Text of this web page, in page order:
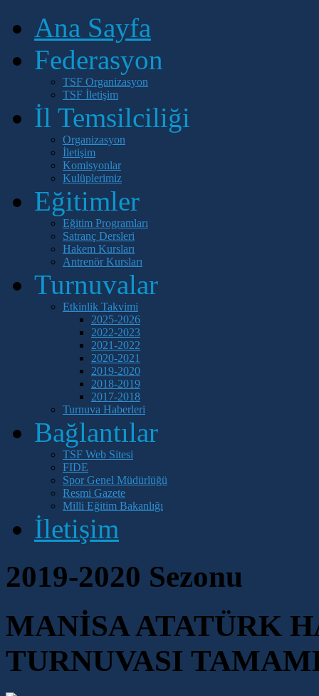
Ana Sayfa
Federasyon
TSF Organizasyon
TSF İletişim
İl Temsilciliği
Organizasyon
İletişim
Komisyonlar
Kulüplerimiz
Eğitimler
Eğitim Programları
Satranç Dersleri
Hakem Kursları
Antrenör Kursları
Turnuvalar
Etkinlik Takvimi
2025-2026
2022-2023
2021-2022
2020-2021
2019-2020
2018-2019
2017-2018
Turnuva Haberleri
Bağlantılar
TSF Web Sitesi
FIDE
Spor Genel Müdürlüğü
Resmi Gazete
Milli Eğitim Bakanlığı
İletişim
2019-2020 Sezonu
MANİSA ATATÜRK
TURNUVASI